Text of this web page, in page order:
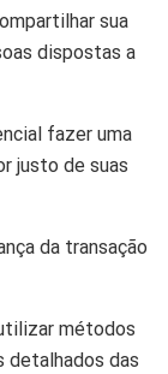
sua
dispostas a
fazer uma
justo de suas
da transação
métodos
detalhados das